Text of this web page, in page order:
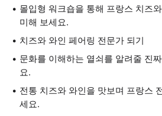
몰입형 워크숍을 통해 프랑스 치즈
미해 보세요.
치즈와 와인 페어링 전문가 되기
문화를 이해하는 열쇠를 알려줄 진
요.
전통 치즈와 와인을 맛보며 프랑스
세요.